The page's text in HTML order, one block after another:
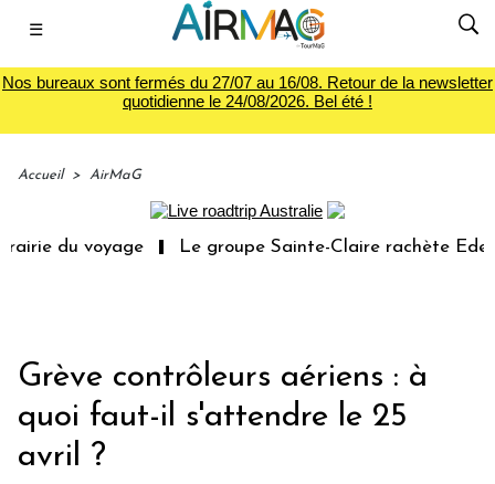
☰
Nos bureaux sont fermés du 27/07 au 16/08. Retour de la newsletter
quotidienne le 24/08/2026. Bel été !
Accueil > AirMaG
voyage Le groupe Sainte-Claire rachète Eden Tour
Grève contrôleurs aériens : à
quoi faut-il s'attendre le 25
avril ?